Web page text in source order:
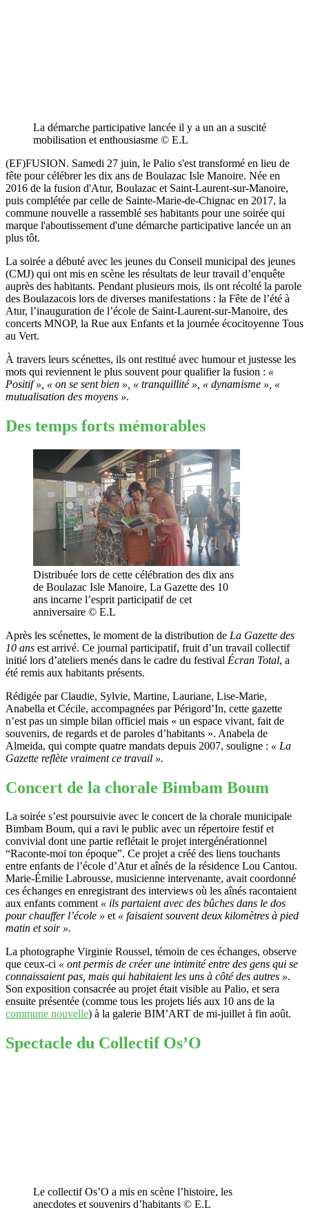
La démarche participative lancée il y a un an a suscité
mobilisation et enthousiasme © E.L
(EF)FUSION. Samedi 27 juin, le Palio s'est transformé en lieu de
fête pour célébrer les dix ans de Boulazac Isle Manoire. Née en
2016 de la fusion d'Atur, Boulazac et Saint-Laurent-sur-Manoire,
puis complétée par celle de Sainte-Marie-de-Chignac en 2017, la
commune nouvelle a rassemblé ses habitants pour une soirée qui
marque l'aboutissement d'une démarche participative lancée un an
plus tôt.
La soirée a débuté avec les jeunes du Conseil municipal des jeunes
(CMJ) qui ont mis en scène les résultats de leur travail d’enquête
auprès des habitants. Pendant plusieurs mois, ils ont récolté la parole
des Boulazacois lors de diverses manifestations : la Fête de l’été à
Atur, l’inauguration de l’école de Saint-Laurent-sur-Manoire, des
concerts MNOP, la Rue aux Enfants et la journée écocitoyenne Tous
au Vert.
À travers leurs scénettes, ils ont restitué avec humour et justesse les
mots qui reviennent le plus souvent pour qualifier la fusion : «
Positif », « on se sent bien », « tranquillité », « dynamisme », «
mutualisation des moyens ».
Des temps forts mémorables
Distribuée lors de cette célébration des dix ans
de Boulazac Isle Manoire, La Gazette des 10
ans incarne l’esprit participatif de cet
anniversaire © E.L
Après les scénettes, le moment de la distribution de La Gazette des
10 ans est arrivé. Ce journal participatif, fruit d’un travail collectif
initié lors d’ateliers menés dans le cadre du festival Écran Total, a
été remis aux habitants présents.
Rédigée par Claudie, Sylvie, Martine, Lauriane, Lise-Marie,
Anabella et Cécile, accompagnées par Périgord’In, cette gazette
n’est pas un simple bilan officiel mais « un espace vivant, fait de
souvenirs, de regards et de paroles d’habitants ». Anabela de
Almeida, qui compte quatre mandats depuis 2007, souligne : « La
Gazette reflète vraiment ce travail ».
Concert de la chorale Bimbam Boum
La soirée s’est poursuivie avec le concert de la chorale municipale
Bimbam Boum, qui a ravi le public avec un répertoire festif et
convivial dont une partie reflétait le projet intergénérationnel
“Raconte-moi ton époque”. Ce projet a créé des liens touchants
entre enfants de l’école d’Atur et aînés de la résidence Lou Cantou.
Marie-Émilie Labrousse, musicienne intervenante, avait coordonné
ces échanges en enregistrant des interviews où les aînés racontaient
aux enfants comment « ils partaient avec des bûches dans le dos
pour chauffer l’école » et « faisaient souvent deux kilomètres à pied
matin et soir ».
La photographe Virginie Roussel, témoin de ces échanges, observe
que ceux-ci « ont permis de créer une intimité entre des gens qui se
connaissaient pas, mais qui habitaient les uns à côté des autres ».
Son exposition consacrée au projet était visible au Palio, et sera
ensuite présentée (comme tous les projets liés aux 10 ans de la
commune nouvelle) à la galerie BIM’ART de mi-juillet à fin août.
Spectacle du Collectif Os’O
Le collectif Os’O a mis en scène l’histoire, les
anecdotes et souvenirs d’habitants © E.L